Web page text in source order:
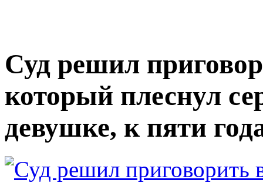
Суд решил
который плеснул
девушке, к пяти